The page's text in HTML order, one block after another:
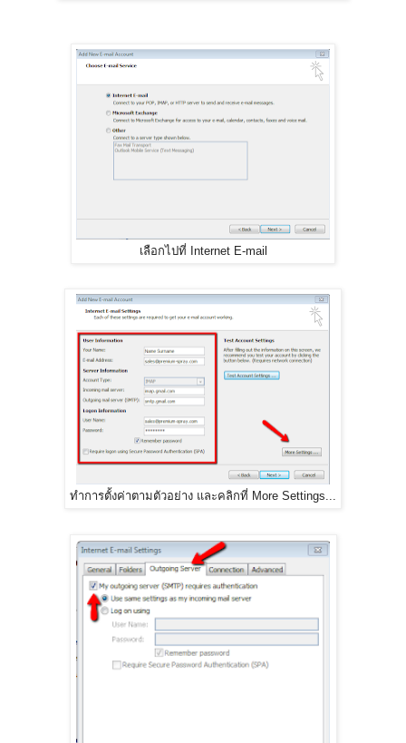
เลือกไปที่ Internet E-mail
ทำการตั้งค่าตามตัวอย่าง และคลิกที่ More Settings...